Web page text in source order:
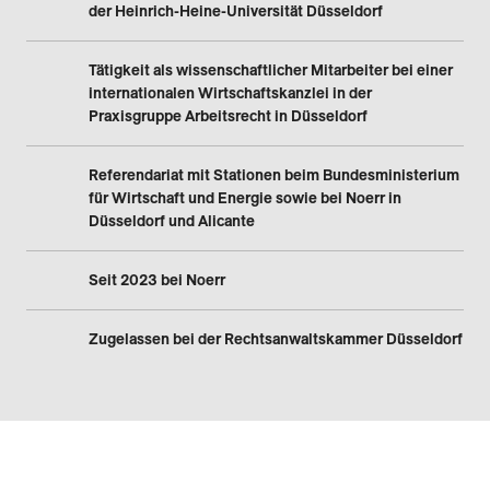
der Heinrich-Heine-Universität Düsseldorf
Tätigkeit als wissenschaftlicher Mitarbeiter bei einer
internationalen Wirtschaftskanzlei in der
Praxisgruppe Arbeitsrecht in Düsseldorf
Referendariat mit Stationen beim Bundesministerium
für Wirtschaft und Energie sowie bei Noerr in
Düsseldorf und Alicante
Seit 2023 bei Noerr
Zugelassen bei der Rechtsanwaltskammer Düsseldorf